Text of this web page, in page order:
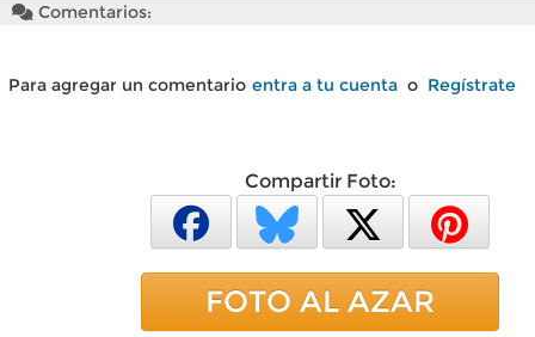
Comentarios:
Para agregar un comentario entra a tu cuenta o Regístrate
Compartir Foto:
FOTO AL AZAR